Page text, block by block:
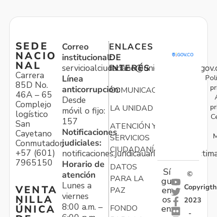
SEDE
NACIO
NAL
Carrera
85D No.
46A – 65
Complejo
logístico
San
Cayetano
Conmutador:
+57 (601)
7965150
VENTA
NILLA
ÚNICA
Correo
institucional:
Línea
anticorrupción:
Desde
móvil o fijo:
157
Notificaciones
judiciales:
Horario de
atención
Lunes a
viernes
8:00 a.m. –
ENLACES
DE
INTERÉS
COMUNICACIONES
LA UNIDAD
ATENCIÓN Y
SERVICIOS
CIUDADANÍA
DATOS
PARA LA
PAZ
FONDO
Sí
gu
en
os
en:
©
Copyrigth
2023
-